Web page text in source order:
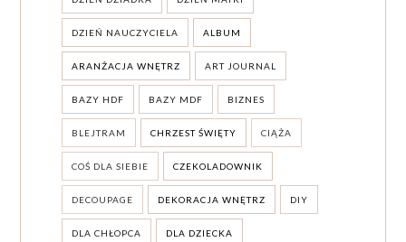
DZIEŃ NAUCZYCIELA ALBUM
ARANŻACJA WNĘTRZ ART JOURNAL
BAZY HDF BAZY MDF BIZNES
BLEJTRAM CHRZEST ŚWIĘTY CIĄŻA
COŚ DLA SIEBIE CZEKOLADOWNIK
DECOUPAGE DEKORACJA WNĘTRZ DIY
DLA CHŁOPCA DLA DZIECKA